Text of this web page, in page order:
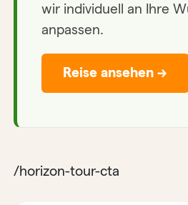
wir individuell an Ihre
anpassen.
Reise ansehen →
/horizon-tour-cta